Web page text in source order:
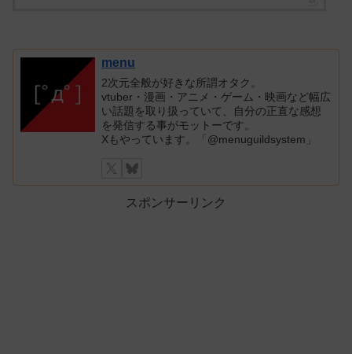
menu
2次元全般が好きな所謂オタク。
vtuber・漫画・アニメ・ゲーム・映画など幅広
い話題を取り扱っていて、自分の正直な感想
を発信する事がモットーです。
Xもやっています。「@menuguildsystem」
スポンサーリンク